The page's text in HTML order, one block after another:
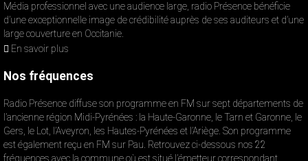
Média professionnel avec une audience large, radio Présence bénéficie
d’une exceptionnelle image de crédibilité auprès de ses auditeurs et d’une
large couverture en Occitanie.
En savoir plus
Nos fréquences
Radio Présence diffuse son programme en FM sur sept départements de
l’ancienne région Midi-Pyrénées : la Haute-Garonne, le Tarn et Garonne, le
Gers, le Lot, l’Aveyron, les Hautes-Pyrénées et l’Ariège. Son programme
est également reçu en FM sur Pau. Retrouvez ci-dessous nos 22
fréquences avec la commune où est situé l’émetteur correspondant.